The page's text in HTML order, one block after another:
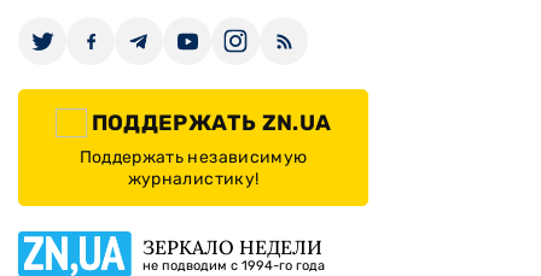
ПОДДЕРЖАТЬ ZN.UA
Поддержать независимую
журналистику!
ЗЕРКАЛО НЕДЕЛИ
не подводим с 1994-го года